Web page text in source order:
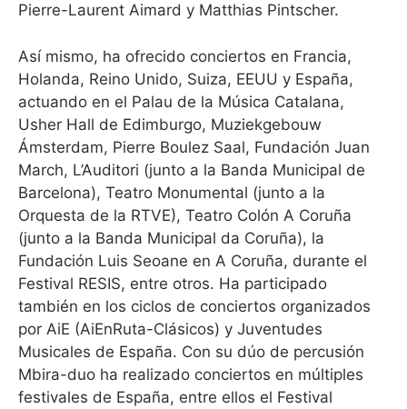
Pierre-Laurent Aimard y Matthias Pintscher.
Así mismo, ha ofrecido conciertos en Francia,
Holanda, Reino Unido, Suiza, EEUU y España,
actuando en el Palau de la Música Catalana,
Usher Hall de Edimburgo, Muziekgebouw
Ámsterdam, Pierre Boulez Saal, Fundación Juan
March, L’Auditori (junto a la Banda Municipal de
Barcelona), Teatro Monumental (junto a la
Orquesta de la RTVE), Teatro Colón A Coruña
(junto a la Banda Municipal da Coruña), la
Fundación Luis Seoane en A Coruña, durante el
Festival RESIS, entre otros. Ha participado
también en los ciclos de conciertos organizados
por AiE (AiEnRuta-Clásicos) y Juventudes
Musicales de España. Con su dúo de percusión
Mbira-duo ha realizado conciertos en múltiples
festivales de España, entre ellos el Festival